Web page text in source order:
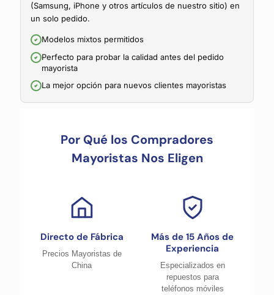
(Samsung, iPhone y otros artículos de nuestro sitio) en
un solo pedido.
Modelos mixtos permitidos
Perfecto para probar la calidad antes del pedido
mayorista
La mejor opción para nuevos clientes mayoristas
Por Qué los Compradores
Mayoristas Nos Eligen
Directo de Fábrica
Precios Mayoristas de
China
Más de 15 Años de
Experiencia
Especializados en
repuestos para
teléfonos móviles